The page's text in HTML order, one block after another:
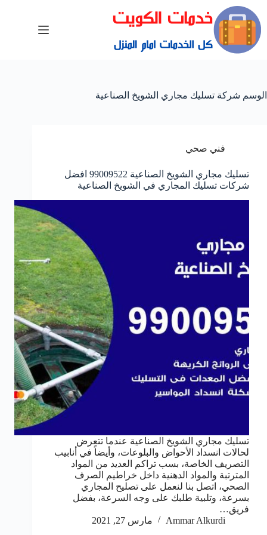
الوسم شركة تسليك مجاري الشويخ الصناعية
فني صحي
تسليك مجاري الشويخ الصناعية 99009522 افضل
شركات تسليك المجاري في الشويخ الصناعية
تسليك مجاري الشويخ الصناعية عندما تتعرض
لحالات انسداد الأحواض والبلوعات، وأيضاً في أنابيب
التصريف الخاصة، بسب تراكم العديد من المواد
المترتبة والمواد الدهنية داخل خراطيم الصرف
الصحي، اتصل بنا لنعمل على تصليح المجاري
بسرعة، وتلبية طلبك على وجه السرعة، بفضل
فريق…
Ammar Alkurdi
مارس 27, 2021